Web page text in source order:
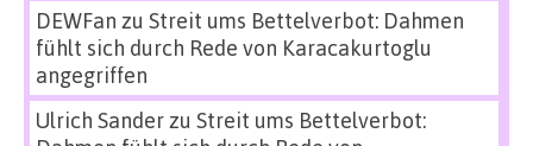
DEWFan zu Streit ums Bettelverbot: Dahmen
fühlt sich durch Rede von Karacakurtoglu
angegriffen
Ulrich Sanderzu Streit ums Bettelverbot: